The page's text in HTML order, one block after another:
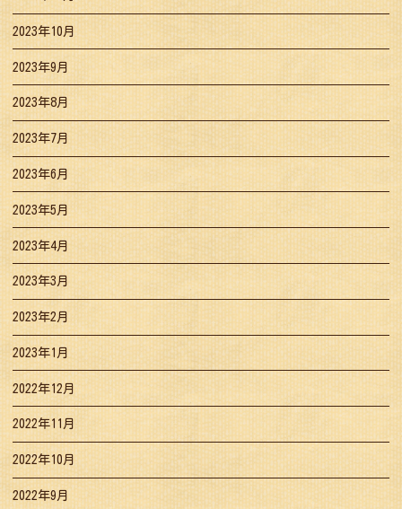
2023年10月
2023年9月
2023年8月
2023年7月
2023年6月
2023年5月
2023年4月
2023年3月
2023年2月
2023年1月
2022年12月
2022年11月
2022年10月
2022年9月